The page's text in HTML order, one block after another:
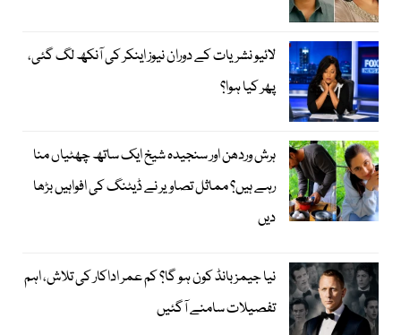
لائیو نشریات کے دوران نیوز اینکر کی آنکھ لگ گئی،
پھر کیا ہوا؟
ہرش وردھن اور سنجیدہ شیخ ایک ساتھ چھٹیاں منا
رہے ہیں؟ مماثل تصاویر نے ڈیٹنگ کی افواہیں بڑھا
دیں
نیا جیمز بانڈ کون ہو گا؟ کم عمر اداکار کی تلاش، اہم
تفصیلات سامنے آگئیں